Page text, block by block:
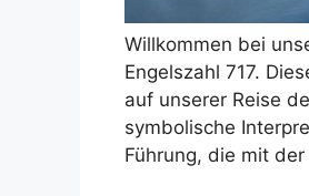
Willkommen bei
Engelszahl 717.
auf unserer Reise
symbolische
Führung, die mit